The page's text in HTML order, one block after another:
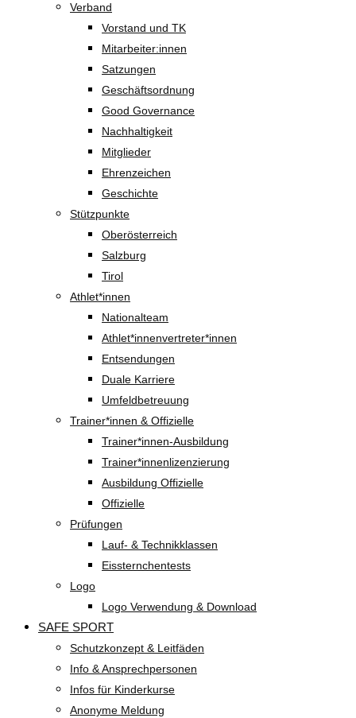
Verband
Vorstand und TK
Mitarbeiter:innen
Satzungen
Geschäftsordnung
Good Governance
Nachhaltigkeit
Mitglieder
Ehrenzeichen
Geschichte
Stützpunkte
Oberösterreich
Salzburg
Tirol
Athlet*innen
Nationalteam
Athlet*innenvertreter*innen
Entsendungen
Duale Karriere
Umfeldbetreuung
Trainer*innen & Offizielle
Trainer*innen-Ausbildung
Trainer*innenlizenzierung
Ausbildung Offizielle
Offizielle
Prüfungen
Lauf- & Technikklassen
Eissternchentests
Logo
Logo Verwendung & Download
SAFE SPORT
Schutzkonzept & Leitfäden
Info & Ansprechpersonen
Infos für Kinderkurse
Anonyme Meldung